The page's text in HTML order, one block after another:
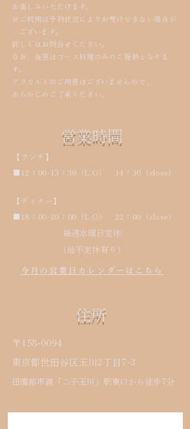
お楽しみいただけます。
※ご利用は予約状況によりお受けできない場合が
ございます。
詳しくはお問合せください。
​なお、当店はコース料理のみのご提供となりま
す。
アラカルトのご用意はございませんので、
あらかじめご了承ください。
営業時間
【ランチ】
■12：00-13：30（L.O） 14：30（close）
​【ディナー】
■18：00-20：00（L.O） 22：00（close）
毎週水曜日定休
​（他不定休有り）
今月の営業日カレンダーはこちら
住所
田園都市線「二子玉川」駅東口から徒歩7分
〒158-0094
​東京都世田谷区玉川2丁目7-3